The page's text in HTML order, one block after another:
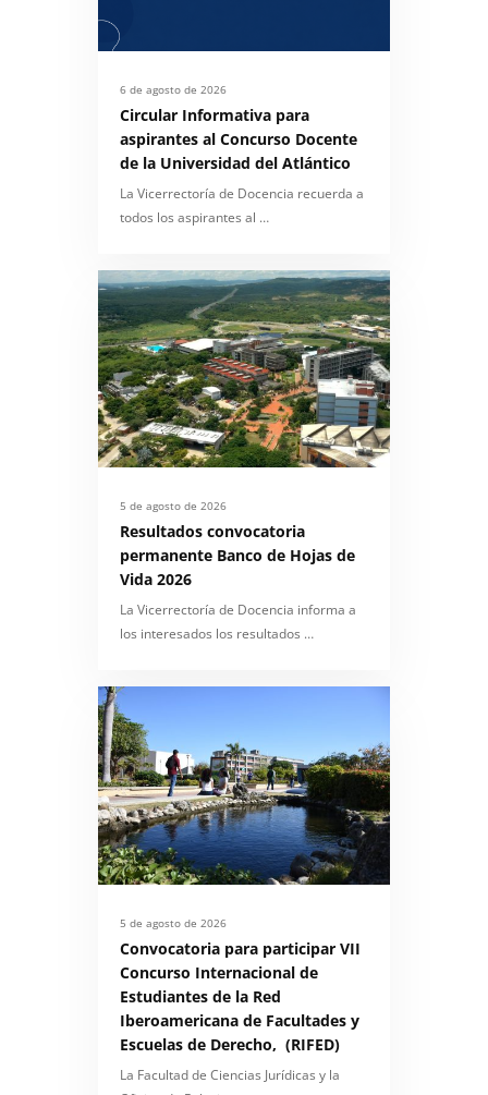
6 de agosto de 2026
Circular Informativa para
aspirantes al Concurso Docente
de la Universidad del Atlántico
La Vicerrectoría de Docencia recuerda a
todos los aspirantes al …
5 de agosto de 2026
Resultados convocatoria
permanente Banco de Hojas de
Vida 2026
La Vicerrectoría de Docencia informa a
los interesados los resultados …
5 de agosto de 2026
Convocatoria para participar VII
Concurso Internacional de
Estudiantes de la Red
Iberoamericana de Facultades y
Escuelas de Derecho, (RIFED)
La Facultad de Ciencias Jurídicas y la